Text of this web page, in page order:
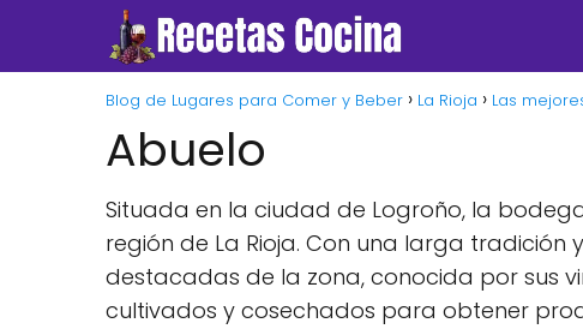
Blog de Lugares para Comer y Beber La Rioja Las
Abuelo
Situada en la ciudad de Logroño, la
región de La Rioja. Con una larga
destacadas de la zona, conocida por sus
cultivados y cosechados para obtener